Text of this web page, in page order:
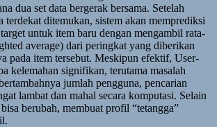
dua set data bergerak bersama. Setelah
terdekat ditemukan, sistem akan memprediksi
untuk item baru dengan mengambil rata-
average) dari peringkat yang diberikan
pada item tersebut. Meskipun efektif, User-
kelemahan signifikan, terutama masalah
jumlah pengguna, pencarian
lambat dan mahal secara komputasi. Selain
berubah, membuat profil “tetangga”